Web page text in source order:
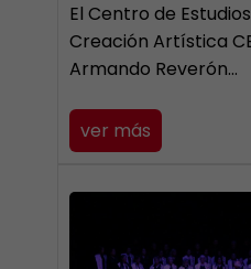
El Centro de
Creación Artística
Armando Reverón…
ver más